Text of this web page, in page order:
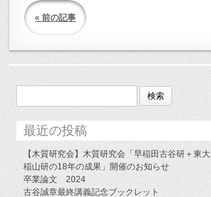
« 前の記事
検
最近の投稿
【木質研究会】木質研究会「早稲田古谷研＋東大
稲山研の18年の成果」開催のお知らせ
卒業論文 2024
古谷誠章最終講義記念ブックレット